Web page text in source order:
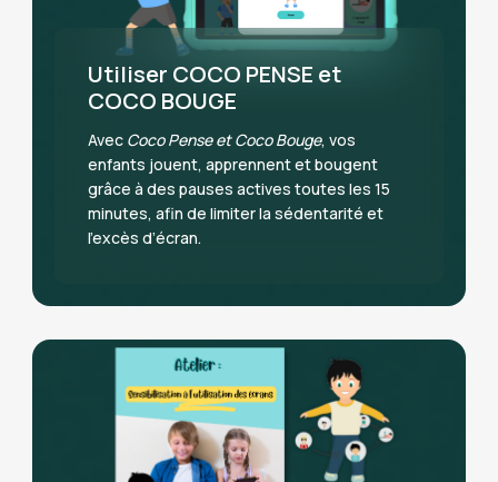
Utiliser COCO PENSE et
COCO BOUGE
Avec Coco Pense et Coco Bouge, vos
enfants jouent, apprennent et bougent
grâce à des pauses actives toutes les 15
minutes, afin de limiter la sédentarité et
l’excès d’écran.